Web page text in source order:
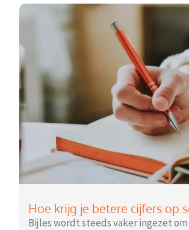
Hoe krijg je betere cijfers op
Bijles wordt steeds vaker ingezet